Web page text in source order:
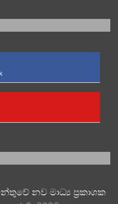
නව මාධ්‍ය ප්‍රකාශක